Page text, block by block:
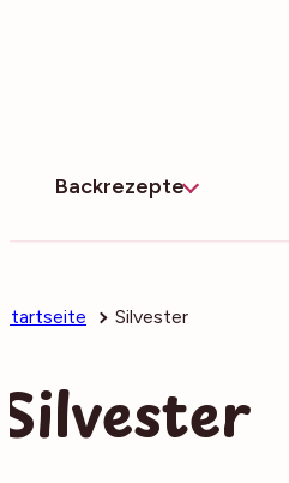
Backrezepte
Startseite Silvester
Silvester